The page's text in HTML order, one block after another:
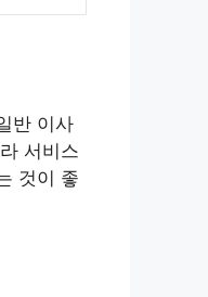
반 이사
서비스
것이 좋